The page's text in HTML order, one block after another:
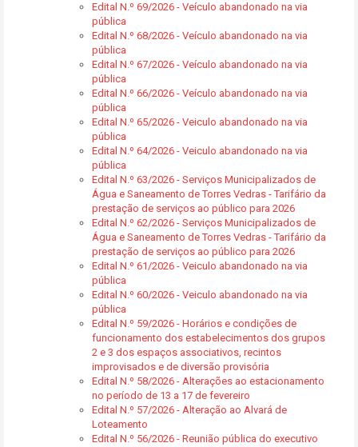
Edital N.º 69/2026 - Veículo abandonado na via
pública
Edital N.º 68/2026 - Veículo abandonado na via
pública
Edital N.º 67/2026 - Veículo abandonado na via
pública
Edital N.º 66/2026 - Veículo abandonado na via
pública
Edital N.º 65/2026 - Veiculo abandonado na via
pública
Edital N.º 64/2026 - Veiculo abandonado na via
pública
Edital N.º 63/2026 - Serviços Municipalizados de
Água e Saneamento de Torres Vedras - Tarifário da
prestação de serviços ao público para 2026
Edital N.º 62/2026 - Serviços Municipalizados de
Água e Saneamento de Torres Vedras - Tarifário da
prestação de serviços ao público para 2026
Edital N.º 61/2026 - Veiculo abandonado na via
pública
Edital N.º 60/2026 - Veiculo abandonado na via
pública
Edital N.º 59/2026 - Horários e condições de
funcionamento dos estabelecimentos dos grupos
2 e 3 dos espaços associativos, recintos
improvisados e de diversão provisória
Edital N.º 58/2026 - Alterações ao estacionamento
no período de 13 a 17 de fevereiro
Edital N.º 57/2026 - Alteração ao Alvará de
Loteamento
Edital N.º 56/2026 - Reunião pública do executivo